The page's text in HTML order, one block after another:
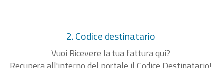
2. Codice destinatario
Vuoi Ricevere la tua fattura qui?
Recupera all'interno del portale il Codice Destinatario!